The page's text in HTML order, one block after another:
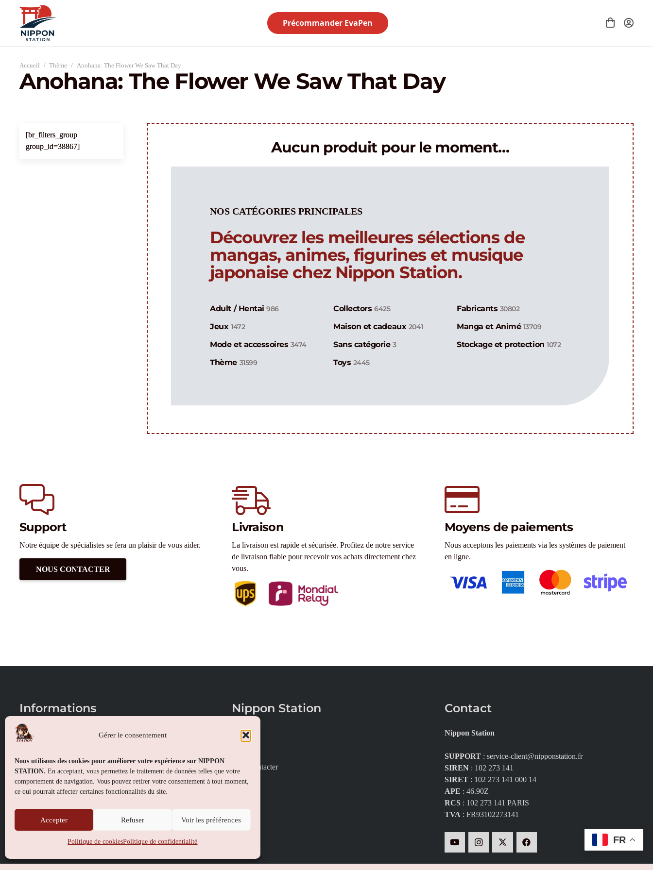
Gérer le consentement
Nous utilisons des cookies pour améliorer votre expérience sur NIPPON
STATION. En acceptant, vous permettez le traitement de données telles que votre
comportement de navigation. Vous pouvez retirer votre consentement à tout moment,
ce qui pourrait affecter certaines fonctionnalités du site.
Accepter Refuser Voir les préférences
Politique de cookiesPolitique de confidentialité
Précommander EvaPen
Accueil / Thème / Anohana: The Flower We Saw That Day
Anohana: The Flower We Saw That Day
[br_filters_group
group_id=38867]
Aucun produit pour le moment…
NOS CATÉGORIES PRINCIPALES
Découvrez les meilleures sélections de
mangas, animes, figurines et musique
japonaise chez Nippon Station.
Adult / Hentai986 Collectors 6425 Fabricants 30802
Jeux 1472 Maison et cadeaux 2041 Manga et Animé 13709
Mode et accessoires 3474 Sans catégorie3 Stockage et protection1072
Thème 31599 Toys 2445
Support
Notre équipe de spécialistes se fera un plaisir de vous aider.
NOUS CONTACTER
Livraison
La livraison est rapide et sécurisée. Profitez de notre service
de livraison fiable pour recevoir vos achats directement chez
vous.
Moyens de paiements
Nous acceptons les paiements via les systèmes de paiement
en ligne.
Informations
Conditions générales de vente
Politique de confidentialité
Politique de cookies (UE)
Nippon Station
À propos
Nous contacter
Contact
Nippon Station
SUPPORT: service-client@nipponstation.fr
SIREN: 102 273 141
SIRET: 102 273 141 000 14
APE : 46.90Z
RCS: 102 273 141 PARIS
TVA: FR93102273141
FR